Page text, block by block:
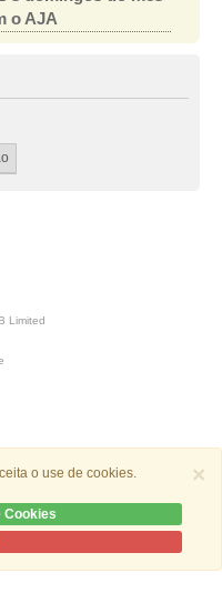
×
o use de cookies.
Cookies
o AJA
Limited